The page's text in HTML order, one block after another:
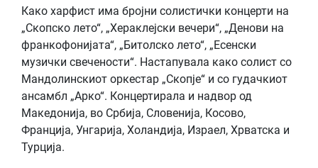
Како харфист има бројни солистички концерти на
„Скопско лето“, „Хераклејски вечери“, „Денови на
франкофонијата“, „Битолско лето“, „Есенски
музички свечености“. Настапувала како солист со
Мандолинскиот оркестар „Скопје“ и со гудачкиот
ансамбл „Арко“. Концертирала и надвор од
Македонија, во Србија, Словенија, Косово,
Франција, Унгарија, Холандија, Израел, Хрватска и
Турција.